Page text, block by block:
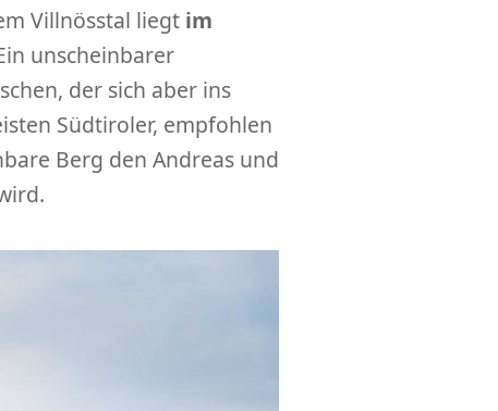
Villnösstal liegt im
unscheinbarer
der sich aber ins
Südtiroler, empfohlen
Berg den Andreas und